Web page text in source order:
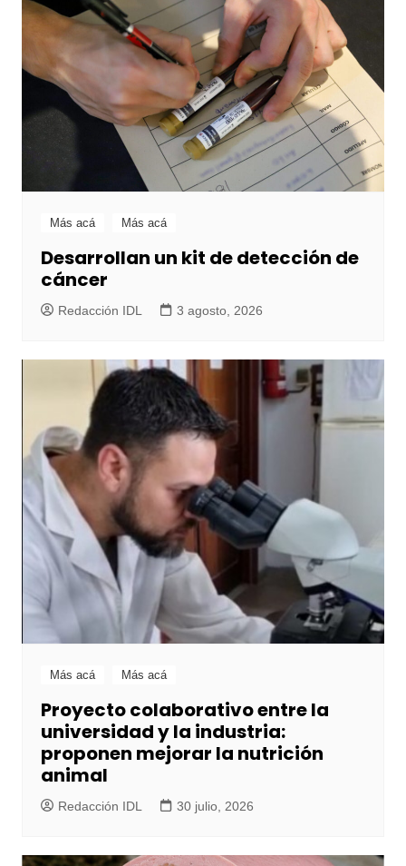
Más acá Más acá
Desarrollan un kit de detección de
cáncer
Redacción IDL 3 agosto, 2026
Más acá Más acá
Proyecto colaborativo entre la
universidad y la industria:
proponen mejorar la nutrición
animal
Redacción IDL 30 julio, 2026